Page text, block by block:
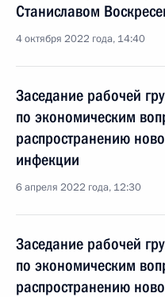
Станиславом
4 октября 2022 года, 14:40
Заседание рабочей
по экономическим
распространению
инфекции
6 апреля 2022 года, 12:30
Заседание рабочей
по экономическим
распространению